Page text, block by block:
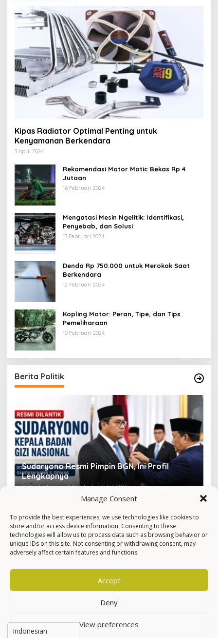
Manage Consent
To provide the best experiences, we use technologies like cookies to
store and/or access device information. Consenting to these
technologies will allow us to process data such as browsing behavior or
unique IDs on this site. Not consenting or withdrawing consent, may
adversely affect certain features and functions.
Accept
Deny
View preferences
Kipas Radiator Optimal Penting untuk
Kenyamanan Berkendara
3 April 2024
Rekomendasi Motor Matic Bekas Rp 4
Jutaan
16 Februari 2024
Mengatasi Mesin Ngelitik: Identifikasi,
Penyebab, dan Solusi
13 Februari 2024
Denda Rp 750.000 untuk Merokok Saat
Berkendara
12 Februari 2024
Kopling Motor: Peran, Tipe, dan Tips
Pemeliharaan
10 Februari 2024
Berita Politik
Sudaryono Resmi Pimpin BGN, Ini Profil
Lengkapnya
Di Berita, Nasional, Politik | 22 Juli 2026 Di
Hak Cipta © Newkarma
Privacy Policy & Terms of Service
Indeks Berita